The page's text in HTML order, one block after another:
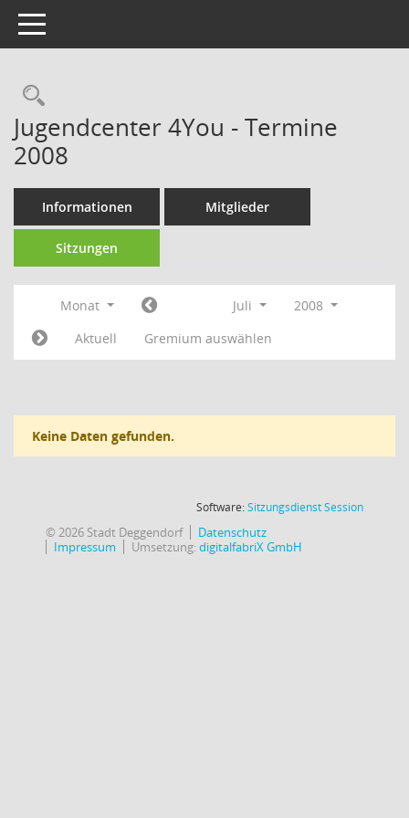
Toggle navigation
Rechercheauswahl
Jugendcenter 4You - Termine
2008
Informationen Mitglieder
Sitzungen
Monat Juli
2008
Aktuell
Gremium auswählen
Keine Daten gefunden.
Software:SitzungsdienstSession(Wird in
© 2026 Stadt Deggendorf
Datenschutz
Impressum
Umsetzung:digitalfabriX GmbH